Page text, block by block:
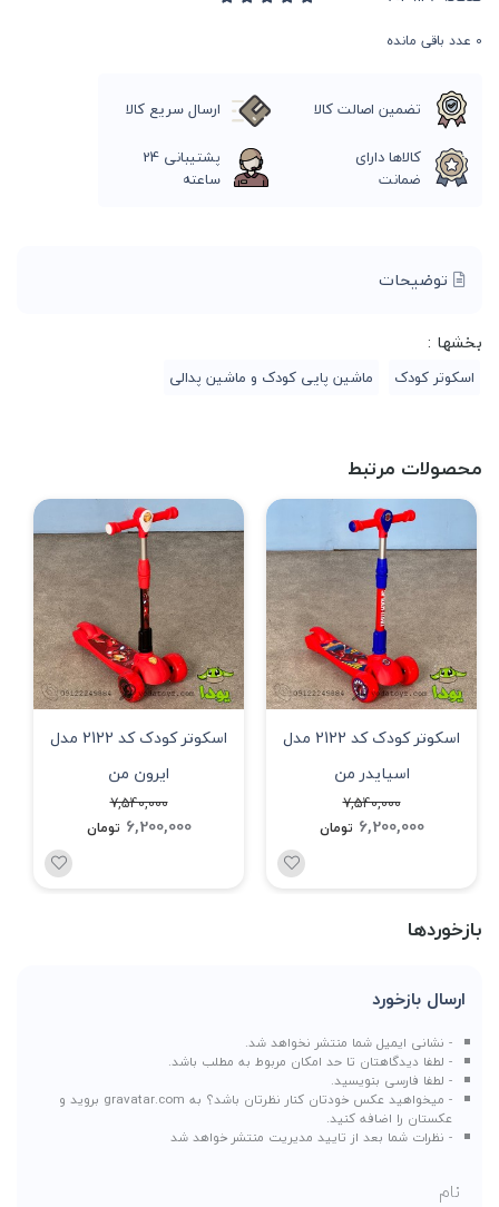
0 عدد باقی مانده
تضمین اصالت کالا
ارسال سریع کالا
کالاها دارای
ضمانت
پشتیبانی 24
ساعته
توضیحات
بخشها :
اسکوتر کودک ماشین پایی کودک و ماشین پدالی
محصولات مرتبط
اسکوتر کودک کد 2122 مدل
اسپایدر من
7,540,000
6,200,000 تومان
اسکوتر کودک کد 2122 مدل
ایرون من
7,540,000
6,200,000 تومان
بازخوردها
ارسال بازخورد
- نشانی ایمیل شما منتشر نخواهد شد.
- لطفا دیدگاهتان تا حد امکان مربوط به مطلب باشد.
- لطفا فارسی بنویسید.
- میخواهید عکس خودتان کنار نظرتان باشد؟ به gravatar.com بروید و
عکستان را اضافه کنید.
- نظرات شما بعد از تایید مدیریت منتشر خواهد شد
نام